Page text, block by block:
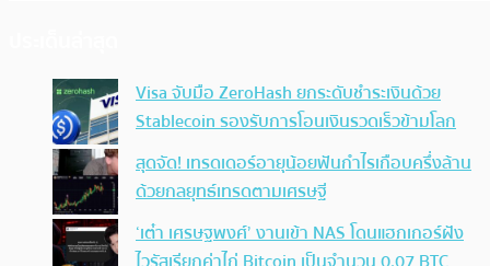
Visa จับมือ ZeroHash ยกระดับชำระเงินด้วย
Stablecoin รองรับการโอนเงินรวดเร็วข้ามโลก
สุดจัด! เทรดเดอร์อายุน้อยฟันกำไรเกือบครึ่งล้าน
ด้วยกลยุทธ์เทรดตามเศรษฐี
‘เต๋า เศรษฐพงศ์’ งานเข้า NAS โดนแฮกเกอร์ฝัง